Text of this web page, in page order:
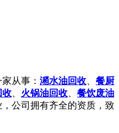
从事： 潲水油回收
餐厨
收 火锅油回收
餐饮废油
公司拥有齐全的资质，致